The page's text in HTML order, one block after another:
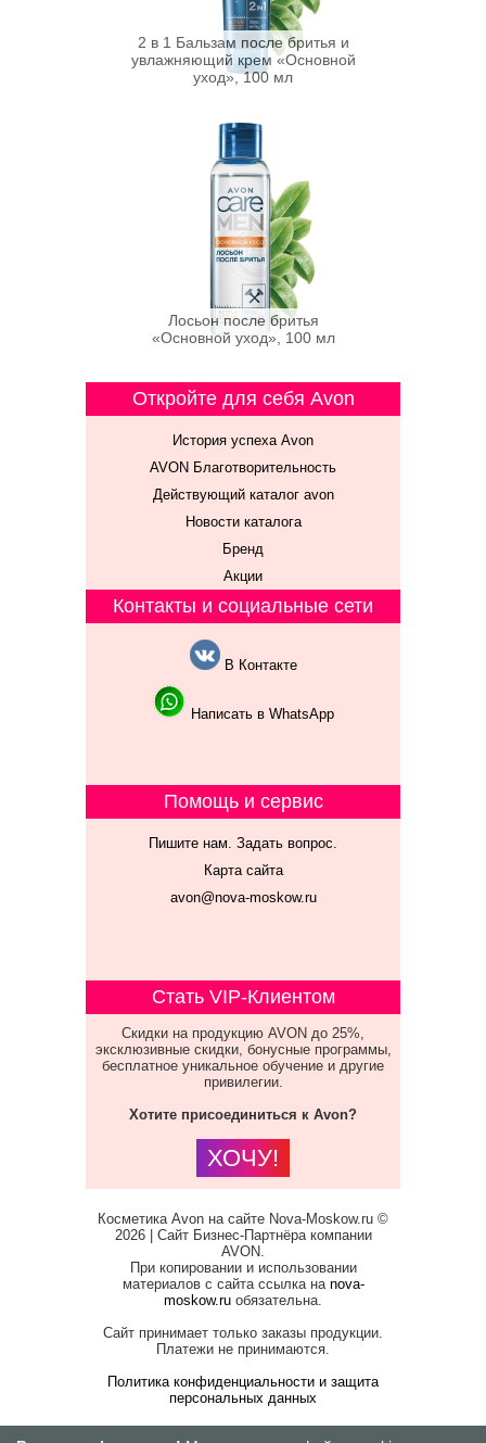
2 в 1 Бальзам после бритья и
увлажняющий крем «Основной
уход», 100 мл
Лосьон после бритья
«Основной уход», 100 мл
Откройте для себя Avon
История успеха Avon
AVON Благотворительность
Действующий каталог avon
Новости каталога
Бренд
Акции
Контакты и социальные сети
В Контакте
Написать в WhatsApp
Помощь и сервис
Пишите нам. Задать вопрос.
Карта сайта
avon@nova-moskow.ru
Стать VIP-Клиентом
Скидки на продукцию AVON до 25%,
эксклюзивные скидки, бонусные программы,
бесплатное уникальное обучение и другие
привилегии.
Хотите присоединиться к Avon?
ХОЧУ!
Косметика Avon на сайте Nova-Moskow.ru ©
2026 | Сайт Бизнес-Партнёра компании
AVON.
При копировании и использовании
материалов с сайта ссылка на nova-
moskow.ru обязательна.
Сайт принимает только заказы продукции.
Платежи не принимаются.
Политика конфиденциальности и защита
персональных данных